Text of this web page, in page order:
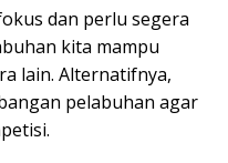
dan perlu segera
kita mampu
lain. Alternatifnya,
pelabuhan agar